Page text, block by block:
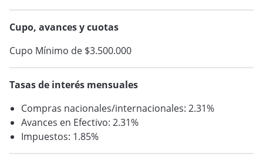
Cupo, avances y cuotas
Cupo Mínimo de $3.500.000
Tasas de interés mensuales
Compras nacionales/internacionales: 2.31%
Avances en Efectivo: 2.31%
Impuestos: 1.85%